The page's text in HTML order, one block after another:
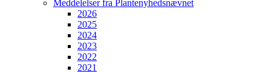
Meddelelser fra Plantenyhedsnævnet
2026
2025
2024
2023
2022
2021